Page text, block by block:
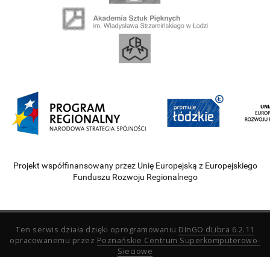
Projekt współfinansowany przez Unię Europejską z Europejskiego
Funduszu Rozwoju Regionalnego
Ten serwis działa dzięki oprogramowaniu DInGO dLibra 6.2.11
opracowanemu przez Poznańskie Centrum Superkomputerowo-
Sieciowe